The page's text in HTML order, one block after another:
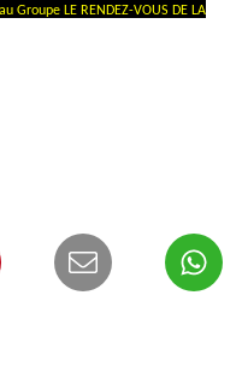
Groupe LE RENDEZ-VOUS DE LA